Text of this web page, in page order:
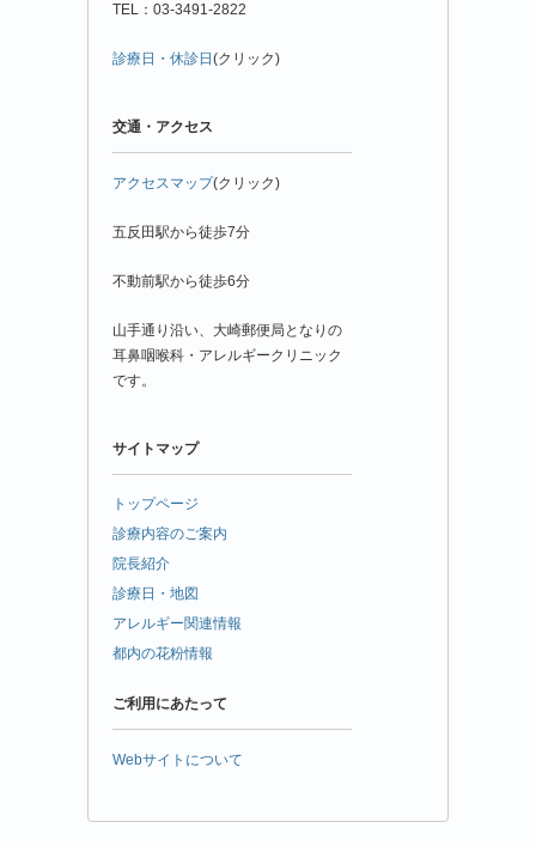
TEL：03-3491-2822
診療日・休診日 (クリック)
交通・アクセス
アクセスマップ(クリック)
五反田駅から徒歩7分
不動前駅から徒歩6分
山手通り沿い、大崎郵便局となりの
耳鼻咽喉科・アレルギークリニック
です。
サイトマップ
トップページ
診療内容のご案内
院長紹介
診療日・地図
アレルギー関連情報
都内の花粉情報
ご利用にあたって
Webサイトについて